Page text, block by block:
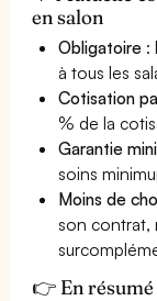
en salon
Obligatoire :
à tous les
Cotisation
% de la
Garantie
soins
Moins de
son contrat,
👉 En résumé